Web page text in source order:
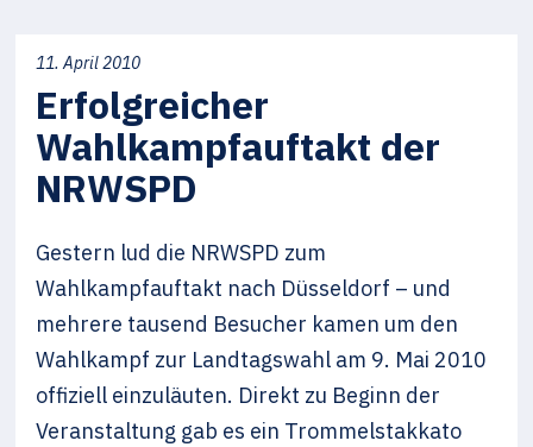
11. April 2010
Erfolgreicher
Wahlkampfauftakt der
NRWSPD
Gestern lud die NRWSPD zum
Wahlkampfauftakt nach Düsseldorf – und
mehrere tausend Besucher kamen um den
Wahlkampf zur Landtagswahl am 9. Mai 2010
offiziell einzuläuten. Direkt zu Beginn der
Veranstaltung gab es ein Trommelstakkato